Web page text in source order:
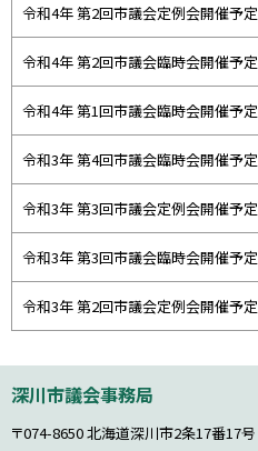
令和4年 第2回市議会定例会開催予定
令和4年 第2回市議会臨時会開催予定
令和4年 第1回市議会臨時会開催予定
令和3年 第4回市議会臨時会開催予定
令和3年 第3回市議会定例会開催予定
令和3年 第3回市議会臨時会開催予定
令和3年 第2回市議会定例会開催予定
文
戻
深川市議会事務局
〒074-8650北海道深川市2条17番17号